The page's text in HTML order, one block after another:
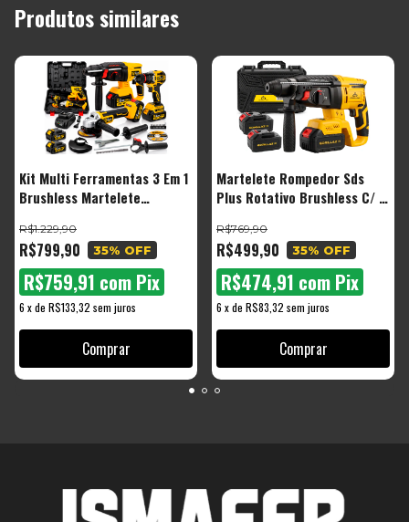
Produtos similares
Kit Multi Ferramentas 3 Em 1
Brushless Martelete
Esmerilhadeira Com
Acessórios Tbkit14 The
Black Tools
R$799,90
R$1.229,90
35% OFF
6 xde R$133,32 sem juros
R$759,91 com Pix
Martelete Rompedor Sds
Plus Rotativo Brushless C/ 2
Hz
R$499,90
R$769,90
35% OFF
6 xde R$83,32 sem juros
R$474,91 com Pix